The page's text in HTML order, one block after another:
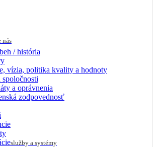
nás
/ história
vízia, politika kvality a hodnoty
a oprávnenia
zodpovednosť
služby a systémy